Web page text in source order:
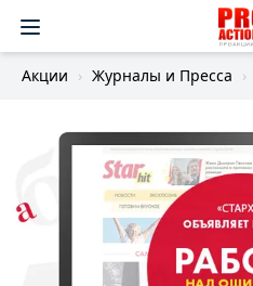
Акции Журналы и Пресса